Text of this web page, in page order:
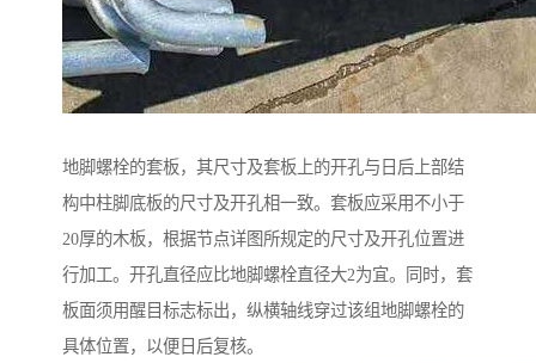
地脚螺栓的套板，其尺寸及套板上的开孔与日后上部结
构中柱脚底板的尺寸及开孔相一致。套板应采用不小于
20厚的木板，根据节点详图所规定的尺寸及开孔位置进
行加工。开孔直径应比地脚螺栓直径大2为宜。同时，套
板面须用醒目标志标出，纵横轴线穿过该组地脚螺栓的
具体位置，以便日后复核。